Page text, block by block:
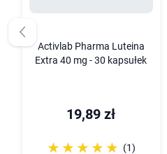
Activlab Pharma Luteina
Extra 40 mg - 30 kapsułek
19,89 zł
☆☆☆☆☆
★★★★★ (1)